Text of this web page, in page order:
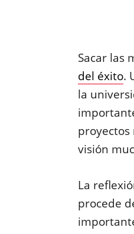
Sacar las
del éxito.
la
proyectos
visión
La
procede